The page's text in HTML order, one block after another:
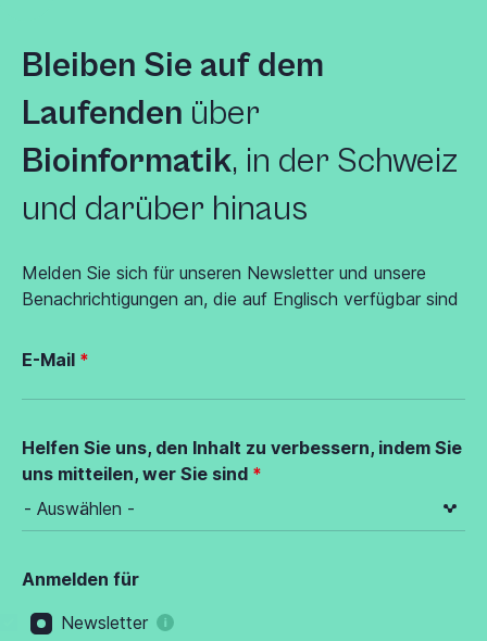
Bleiben Sie auf dem
Laufenden über
Bioinformatik, in der Schweiz
und darüber hinaus
Melden Sie sich für unseren Newsletter und unsere
Benachrichtigungen an, die auf Englisch verfügbar sind
E-Mail
Helfen Sie uns, den Inhalt zu verbessern, indem Sie
uns mitteilen, wer Sie sind
Anmelden für
Newsletter